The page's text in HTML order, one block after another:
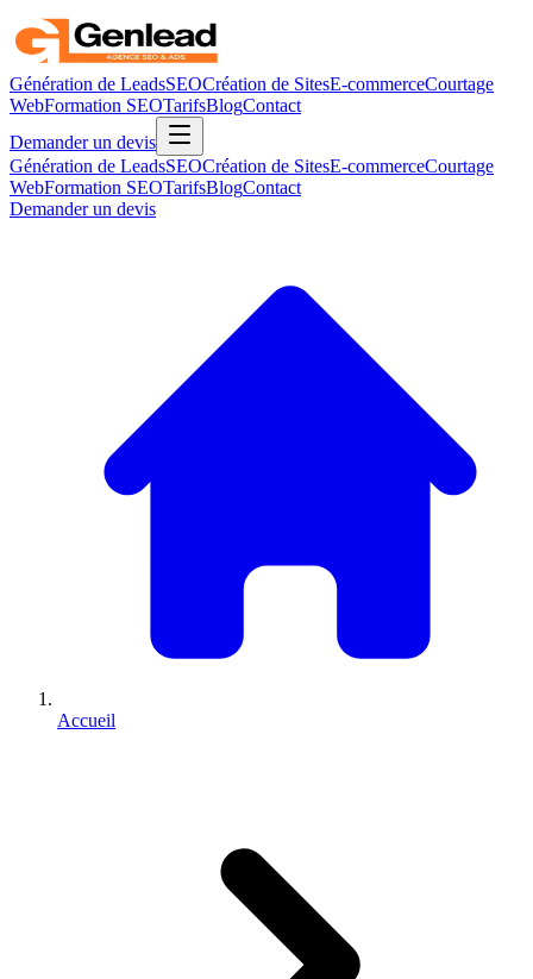
Génération de LeadsSEOCréation de SitesE-commerceCourtage
WebFormation SEOTarifsBlogContact
Demander un devis
Génération de LeadsSEOCréation de SitesE-commerceCourtage
WebFormation SEOTarifsBlogContact
Demander un devis
Accueil